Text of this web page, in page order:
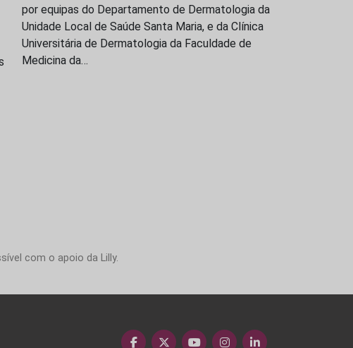
por equipas do Departamento de Dermatologia da
Unidade Local de Saúde Santa Maria, e da Clínica
Universitária de Dermatologia da Faculdade de
Medicina da…
com o apoio da Lilly.